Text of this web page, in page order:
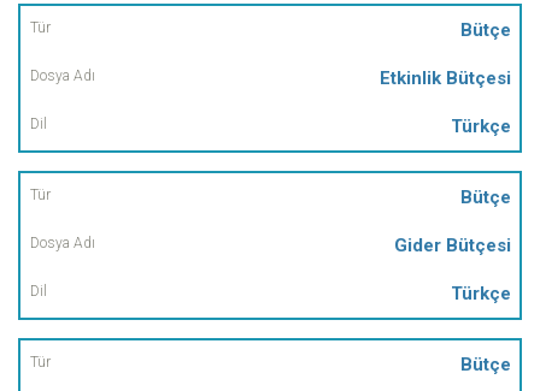
Bütçe
Etkinlik Bütçesi
Türkçe
Bütçe
Gider Bütçesi
Türkçe
Bütçe